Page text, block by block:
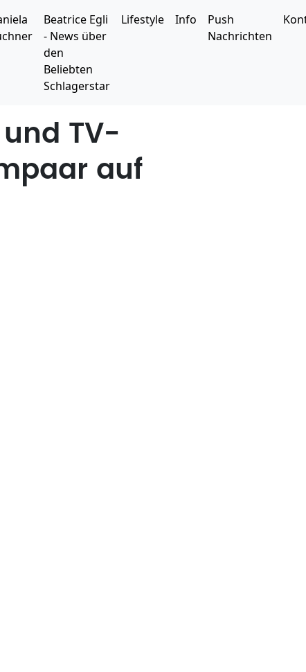
Beatrice Egli
- News über
den
Beliebten
Schlagerstar
Lifestyle Info
Push
Nachrichten
TV-
auf